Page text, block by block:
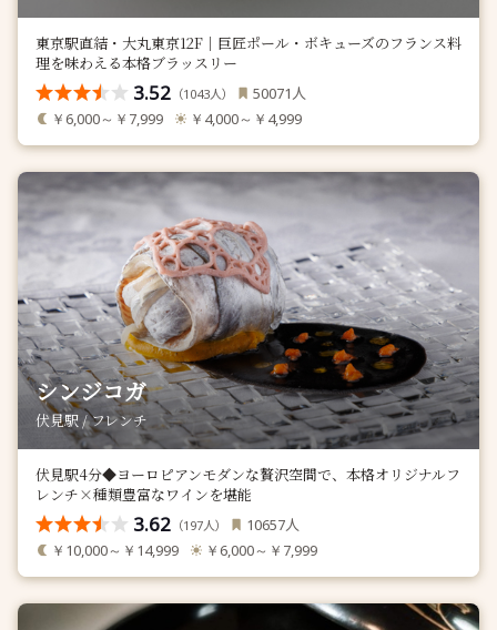
東京駅直結・大丸東京12F｜巨匠ポール・ボキューズのフランス料
理を味わえる本格ブラッスリー
3.52 （1043人） 50071 人
￥6,000～￥7,999 ￥4,000～￥4,999
シンジコガ
伏見駅 / フレンチ
伏見駅4分◆ヨーロピアンモダンな贅沢空間で、本格オリジナルフ
レンチ×種類豊富なワインを堪能
3.62 （197人） 10657人
￥10,000～￥14,999 ￥6,000～￥7,999